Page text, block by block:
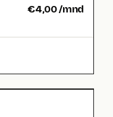
€4,00/mnd